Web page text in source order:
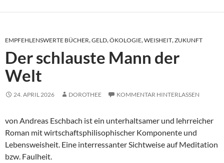
EMPFEHLENSWERTE BÜCHER,GELD,ÖKOLOGIE,WEISHEIT,ZUKUNFT
Der schlauste Mann der
Welt
24. APRIL 2026 DOROTHEE KOMMENTAR HINTERLASSEN
von Andreas Eschbach ist ein unterhaltsamer und lehrreicher
Roman mit wirtschaftsphilisophischer Komponente und
Lebensweisheit. Eine interressanter Sichtweise auf Meditation
bzw. Faulheit.